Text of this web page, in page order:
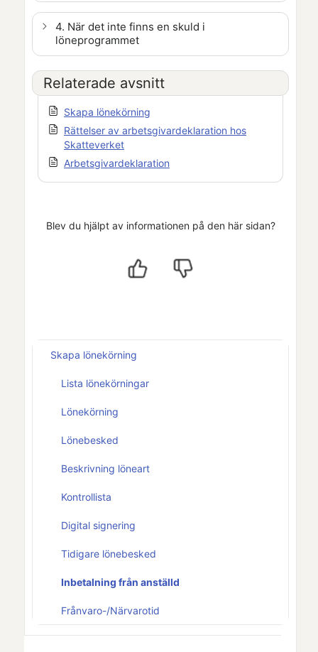
4. När det inte finns en skuld i
löneprogrammet
Relaterade avsnitt
Skapa lönekörning
Rättelser av arbetsgivardeklaration hos
Skatteverket
Arbetsgivardeklaration
Blev du hjälpt av informationen på den här sidan?
Skapa lönekörning
Lista lönekörningar
Lönekörning
Lönebesked
Beskrivning löneart
Kontrollista
Digital signering
Tidigare lönebesked
Inbetalning från anställd
Frånvaro-/Närvarotid